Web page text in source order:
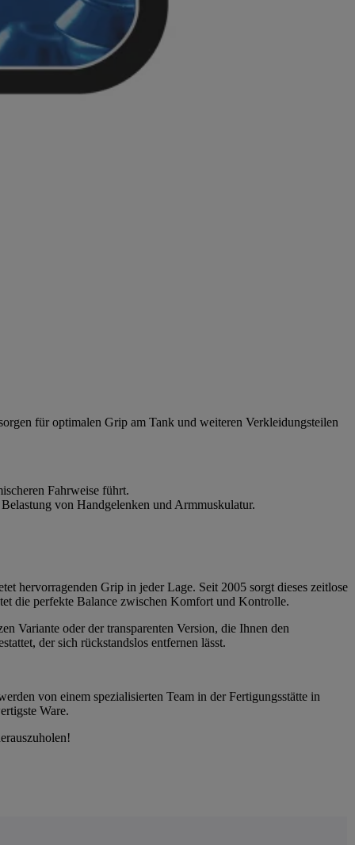
für optimalen Grip am Tank und weiteren Verkleidungsteilen
Fahrweise führt.
von Handgelenken und Armmuskulatur.
hervorragenden Grip in jeder Lage. Seit 2005 sorgt dieses zeitlose
die perfekte Balance zwischen Komfort und Kontrolle.
Variante oder der transparenten Version, die Ihnen den
der sich rückstandslos entfernen lässt.
von einem spezialisierten Team in der Fertigungsstätte in
Ware.